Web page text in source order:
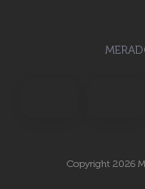
Copyright 2026